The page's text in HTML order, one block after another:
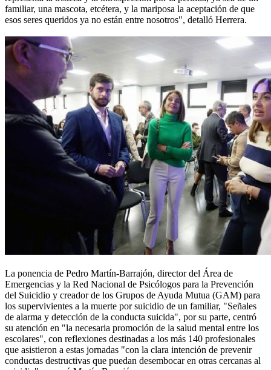
familiar, una mascota, etcétera, y la mariposa la aceptación de que
esos seres queridos ya no están entre nosotros", detalló Herrera.
La ponencia de Pedro Martín-Barrajón, director del Área de
Emergencias y la Red Nacional de Psicólogos para la Prevención
del Suicidio y creador de los Grupos de Ayuda Mutua (GAM) para
los supervivientes a la muerte por suicidio de un familiar, "Señales
de alarma y detección de la conducta suicida", por su parte, centró
su atención en "la necesaria promoción de la salud mental entre los
escolares", con reflexiones destinadas a los más 140 profesionales
que asistieron a estas jornadas "con la clara intención de prevenir
conductas destructivas que puedan desembocar en otras cercanas al